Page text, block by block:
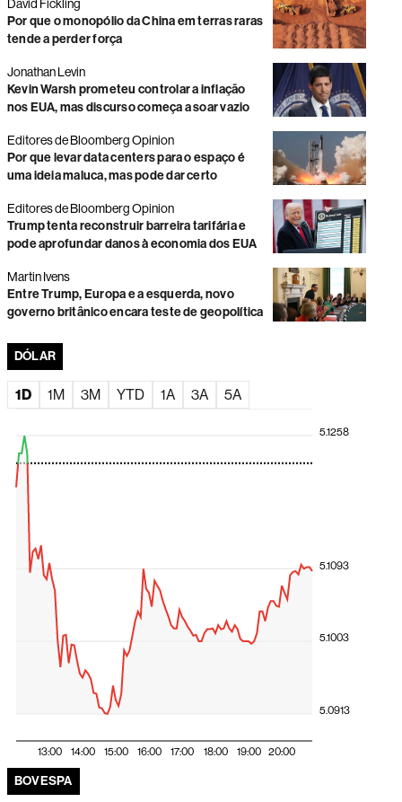
Faria Lima volta o foco para as eleições e gestores veem
disputa presidencial acirrada
Novo ciclo à vista? Commodities podem impulsionar
dividendos na América Latina
Bolsa sobe com impulso do Santander Brasil em sessão
marcada por falha técnica
Negociações na B3 atrasam após paralisação
Dólar em queda impulsiona moedas da América Latina;
peso colombiano lidera valorização
A exportação de tecnologia da Fila do Brasil
Ações globais avançam com rali de fabricantes de chips
Santander propõe comprar fatia restante do Santander
Brasil com prêmio de 15%
El Niño ameaça América Latina, e Deutsche Bank
global após decisão do Fed
O avanço da Intralog para além da JSL
Futuros dos EUA operam em alta após Microsoft
reforçar tese de retorno da IA
Ibovespa fecha em queda com pressão de Santander
Brasil e volatilidade após Fed
Ibovespa cai após balanço do Santander Brasil frustrar
expectativas e com foco no Fed
balanços de Meta e Microsoft
David Fickling
Por que o monopólio da China em terras raras
tende a perder força
Jonathan Levin
Kevin Warsh prometeu controlar a inflação
nos EUA, mas discurso começa a soar vazio
Editores de Bloomberg Opinion
Por que levar data centers para o espaço é
uma ideia maluca, mas pode dar certo
Editores de Bloomberg Opinion
Trump tenta reconstruir barreira tarifária e
pode aprofundar danos à economia dos EUA
Martin Ivens
Entre Trump, Europa e a esquerda, novo
governo britânico encara teste de geopolítica
DÓLAR
1D 1M 3M YTD 1A 3A 5A
13:00 14:00 15:00 16:00 17:00 18:00 19:00 20:00
5.0913
5.1003
5.1093
5.1258
BOVESPA